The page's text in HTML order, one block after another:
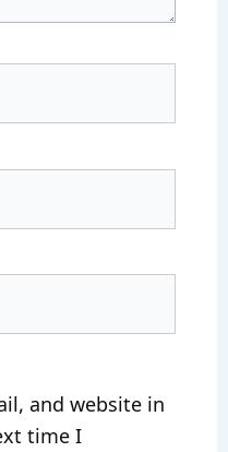
and website in
time I